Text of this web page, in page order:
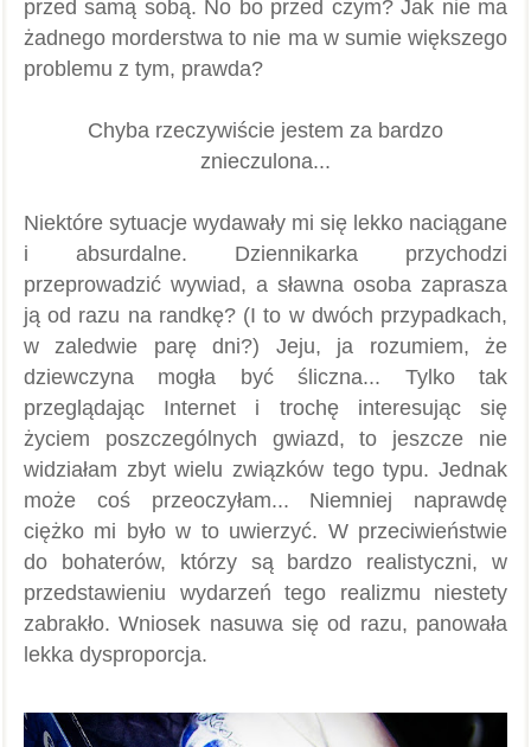
przed samą sobą. No bo przed czym? Jak nie ma
żadnego morderstwa to nie ma w sumie większego
problemu z tym, prawda?
Chyba rzeczywiście jestem za bardzo
znieczulona...
Niektóre sytuacje wydawały mi się lekko naciągane
i absurdalne. Dziennikarka przychodzi
przeprowadzić wywiad, a sławna osoba zaprasza
ją od razu na randkę? (I to w dwóch przypadkach,
w zaledwie parę dni?) Jeju, ja rozumiem, że
dziewczyna mogła być śliczna... Tylko tak
przeglądając Internet i trochę interesując się
życiem poszczególnych gwiazd, to jeszcze nie
widziałam zbyt wielu związków tego typu. Jednak
może coś przeoczyłam... Niemniej naprawdę
ciężko mi było w to uwierzyć. W przeciwieństwie
do bohaterów, którzy są bardzo realistyczni, w
przedstawieniu wydarzeń tego realizmu niestety
zabrakło. Wniosek nasuwa się od razu, panowała
lekka dysproporcja.